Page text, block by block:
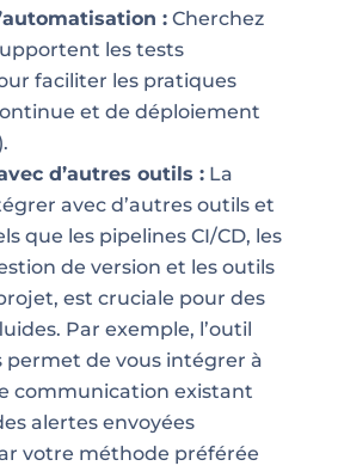
:Cherchez
les tests
faciliter les pratiques
et de déploiement
d’autres outils :La
avec d’autres outils et
que les pipelines CI/CD, les
de version et les outils
est cruciale pour des
Par exemple, l’outil
permet de vous intégrer à
communication existant
alertes envoyées
votre méthode préférée